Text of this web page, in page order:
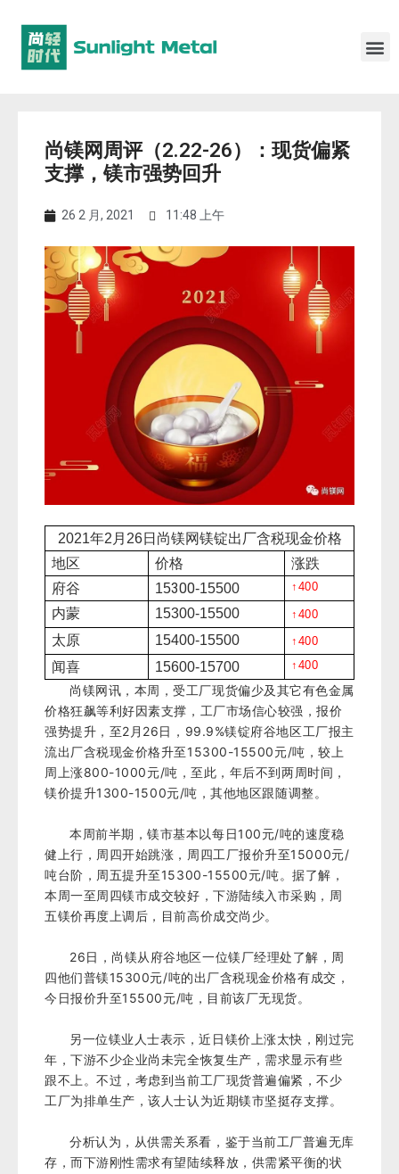
尚镁网周评（2.22-26）：现货偏紧
支撑，镁市强势回升
26 2 月, 2021 11:48 上午
2021年2 月 26日尚镁网镁锭出厂含税现金价格
地区
价格
涨跌
府谷
15300-15500 ↑ 400
内蒙 15300-15500 ↑ 400
太原 15400-15500 ↑ 400
闻喜 15600-15700 ↑ 400
尚镁网讯，本周，受工厂现货偏少及其它有色金属
价格狂飙等利好因素支撑，工厂市场信心较强，报价
强势提升，至2月26日，99.9%镁锭府谷地区工厂报主
流出厂含税现金价格升至15300-15500元/吨，较上
周上涨800-1000元/吨，至此，年后不到两周时间，
镁价提升1300-1500元/吨，其他地区跟随调整。
本周前半期，镁市基本以每日100元/吨的速度稳
健上行，周四开始跳涨，周四工厂报价升至15000元/
吨台阶，周五提升至15300-15500元/吨。据了解，
本周一至周四镁市成交较好，下游陆续入市采购，周
五镁价再度上调后，目前高价成交尚少。
26日，尚镁从府谷地区一位镁厂经理处了解，周
四他们普镁15300元/吨的出厂含税现金价格有成交，
今日报价升至15500元/吨，目前该厂无现货。
另一位镁业人士表示，近日镁价上涨太快，刚过完
年，下游不少企业尚未完全恢复生产，需求显示有些
跟不上。不过，考虑到当前工厂现货普遍偏紧，不少
工厂为排单生产，该人士认为近期镁市坚挺存支撑。
分析认为，从供需关系看，鉴于当前工厂普遍无库
存，而下游刚性需求有望陆续释放，供需紧平衡的状